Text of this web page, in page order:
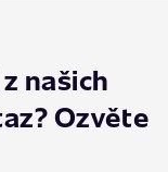
našich
Ozvěte